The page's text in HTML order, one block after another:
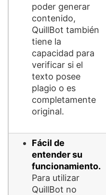
poder generar
contenido,
QuillBot también
tiene la
capacidad para
verificar si el
texto posee
plagio o es
completamente
original.
Fácil de
entender su
funcionamiento.
Para utilizar
QuillBot no